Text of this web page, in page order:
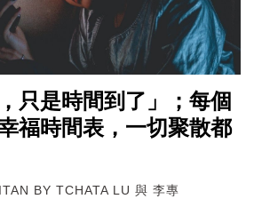
只是時間到了」；每個
福時間表，一切聚散都
BY TCHATA LU 與 李專